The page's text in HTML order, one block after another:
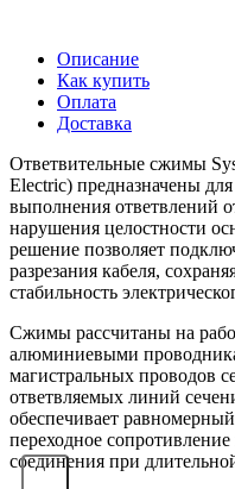
Описание
Как купить
Оплата
Доставка
Ответвительные сжимы
Electric) предназначены
выполнения ответвлений
нарушения целостности
решение позволяет
разрезания кабеля,
стабильность
Сжимы рассчитаны на
алюминиевыми
магистральных проводов
ответвляемых линий
обеспечивает
переходное
соединения при